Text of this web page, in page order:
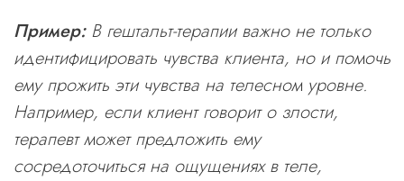
Пример:В гештальт-терапии важно не только
идентифицировать чувства клиента, но и помочь
ему прожить эти чувства на телесном уровне.
Например, если клиент говорит о злости,
терапевт может предложить ему
сосредоточиться на ощущениях в теле,